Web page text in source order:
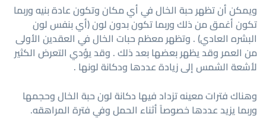
ويمكن أن تظهر حبة الخال في أي مكان وتكون عادة بنيه وربما
تكون أغمق من ذلك وربما تكون بدون لون (أي بنفس لون
البشره العادي) . وتظهر معظم حبات الخال في العقدين الأولى
من العمر وقد يظهر بعضها بعد ذلك . وقد يؤدي التعرض الكثير
لأشعة الشمس إلى زيادة عددها ودكانة لونها .
وهناك فترات معينه تزداد فيها دكانة لون حبة الخال وحجمها
وربما يزيد عددها خصوصاً أثناء الحمل وفي فترة المراهقه.